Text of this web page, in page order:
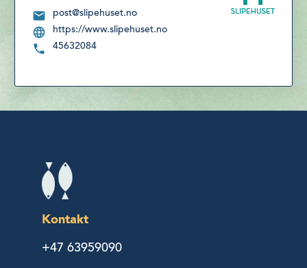
post@slipehuset.no
https://www.slipehuset.no
45632084
Kontakt
+47 63959090